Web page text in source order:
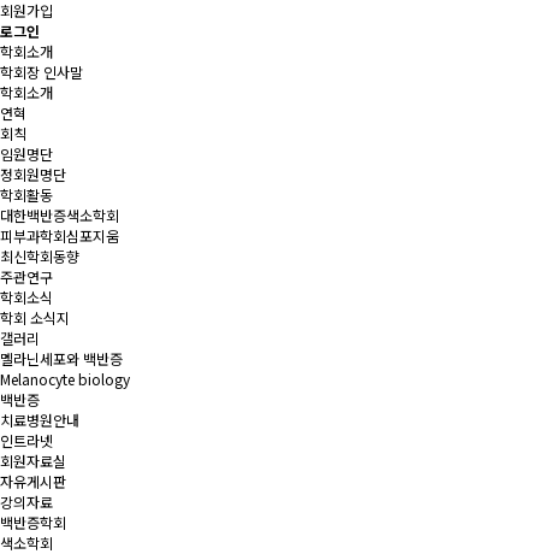
회원가입
로그인
학회소개
학회장 인사말
학회소개
연혁
회칙
임원명단
정회원명단
학회활동
대한백반증색소학회
피부과학회심포지움
최신학회동향
주관연구
학회소식
학회 소식지
갤러리
멜라닌세포와 백반증
Melanocyte biology
백반증
치료병원안내
인트라넷
회원자료실
자유게시판
강의자료
백반증학회
색소학회